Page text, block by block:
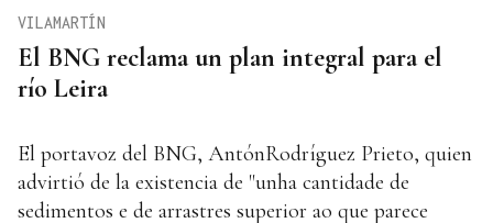
El BNG reclama un plan integral para el
río Leira
VILAMARTÍN
El portavoz del BNG, AntónRodríguez Prieto, quien
advirtió de la existencia de "unha cantidade de
sedimentos e de arrastres superior ao que parece